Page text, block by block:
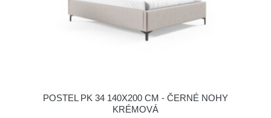
POSTEL PK 34 140X200 CM - ČERNÉ NOHY
KRÉMOVÁ